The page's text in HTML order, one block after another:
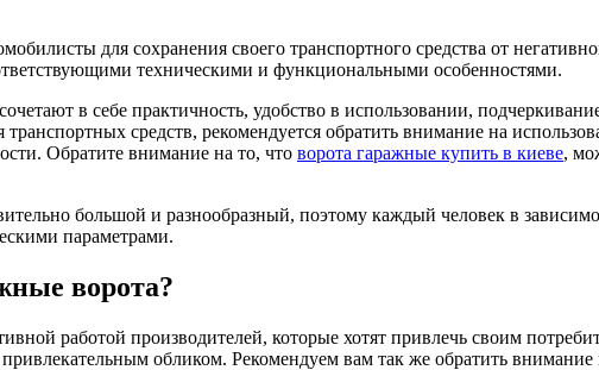
для сохранения своего транспортного средства от
техническими и функциональными особенностями.
в себе практичность, удобство в использовании,
средств, рекомендуется обратить внимание на
Обратите внимание на то, что ворота гаражные купить в киеве,
большой и разнообразный, поэтому каждый человек в
параметрами.
ворота?
работой производителей, которые хотят привлечь своим
обликом. Рекомендуем вам так же обратить